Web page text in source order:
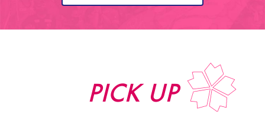
PICK UP